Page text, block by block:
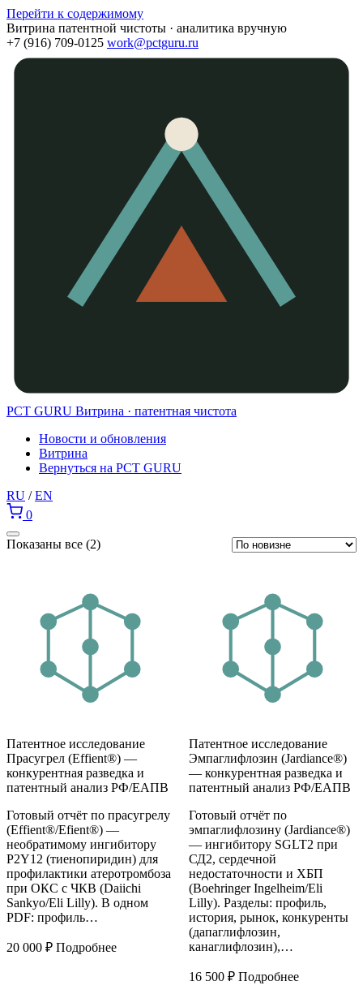
Перейти к содержимому
Витрина патентной чистоты · аналитика вручную
+7 (916) 709-0125 work@pctguru.ru
PCT GURU Витрина · патентная чистота
Новости и обновления
Витрина
Вернуться на PCT GURU
RU / EN
0
Показаны все (2)Сортировка:
Патентное исследование
Прасугрел (Effient®) —
конкурентная разведка и
патентный анализ РФ/ЕАПВ
Готовый отчёт по прасугрелу
(Effient®/Efient®) —
необратимому ингибитору
P2Y12 (тиенопиридин) для
профилактики атеротромбоза
при ОКС с ЧКВ (Daiichi
Sankyo/Eli Lilly). В одном
PDF: профиль…
20 000 ₽ Подробнее
Патентное исследование
Эмпаглифлозин (Jardiance®)
— конкурентная разведка и
патентный анализ РФ/ЕАПВ
Готовый отчёт по
эмпаглифлозину (Jardiance®)
— ингибитору SGLT2 при
СД2, сердечной
недостаточности и ХБП
(Boehringer Ingelheim/Eli
Lilly). Разделы: профиль,
история, рынок, конкуренты
(дапаглифлозин,
канаглифлозин),…
16 500 ₽ Подробнее